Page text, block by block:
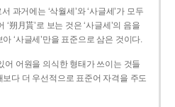
과거에는 ‘삭월세’와 ‘사글세’가 모두
‘朔月貰’로 보는 것은 ‘사글세’의 음을
‘사글세’만을 표준으로 삼은 것이다.
어 어원을 의식한 형태가 쓰이는 것들
다 더 우선적으로 표준어 자격을 주도